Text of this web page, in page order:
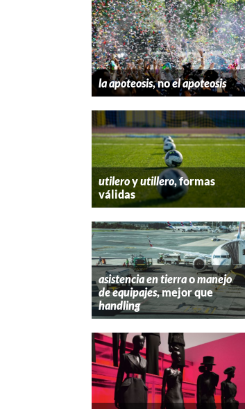
la apoteosis, noel apoteosis
utileroyutillero, formas
válidas
asistencia en tierraomanejo
de equipajes, mejor que
handling